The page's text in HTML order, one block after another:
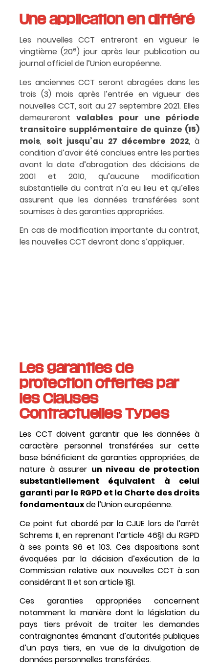
Une application en différé
Les nouvelles CCT entreront en vigueur le
vingtième (20e) jour après leur publication au
journal officiel de l’Union européenne.
Les anciennes CCT seront abrogées dans les
trois (3) mois après l’entrée en vigueur des
nouvelles CCT, soit au 27 septembre 2021. Elles
demeurerontvalables pour une période
transitoire supplémentaire de quinze (15)
mois, soit jusqu’au 27 décembre 2022, à
condition d’avoir été conclues entre les parties
avant la date d’abrogation des décisions de
2001 et 2010, qu’aucune modification
substantielle du contrat n’a eu lieu et qu’elles
assurent que les données transférées sont
soumises à des garanties appropriées.
En cas de modification importante du contrat,
les nouvelles CCT devront donc s’appliquer.
Les garanties de
protection offertes par
les Clauses
Contractuelles Types
Les CCT doivent garantir que les données à
caractère personnel transférées sur cette
base bénéficient de garanties appropriées, de
nature à assurer un niveau de protection
substantiellement équivalent à celui
garanti par le RGPD et la Charte des droits
fondamentauxde l’Union européenne.
Ce point fut abordé par la CJUE lors de l’arrêt
Schrems II, en reprenant l’article 46§1 du RGPD
à ses points 96 et 103. Ces dispositions sont
évoquées par la décision d’exécution de la
Commission relative aux nouvelles CCT à son
considérant 11 et son article 1§1.
Ces garanties appropriées concernent
notamment la manière dont la législation du
pays tiers prévoit de traiter les demandes
contraignantes émanant d’autorités publiques
d’un pays tiers, en vue de la divulgation de
données personnelles transférées.